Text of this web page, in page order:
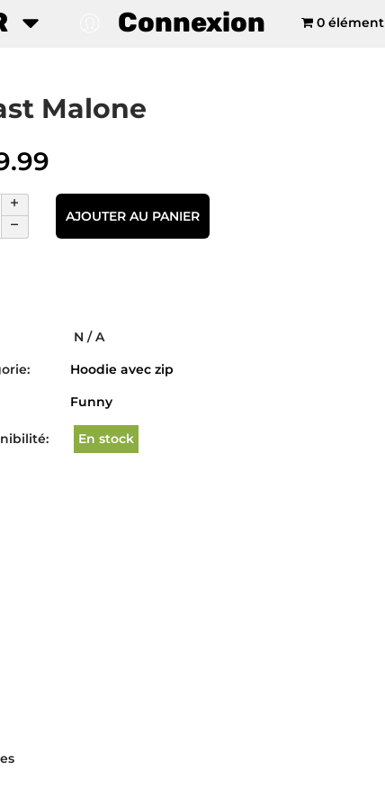
Connexion 0 élément
Malone
AJOUTER AU PANIER
N / A
Hoodie avec zip
Funny
En stock